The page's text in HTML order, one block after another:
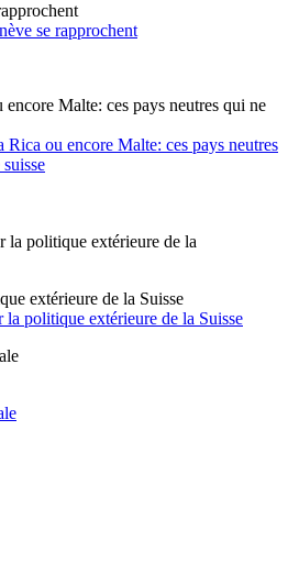
se rapprochent
Malte: ces pays neutres qui ne
ou encore Malte: ces pays neutres
extérieure de la Suisse
politique extérieure de la Suisse